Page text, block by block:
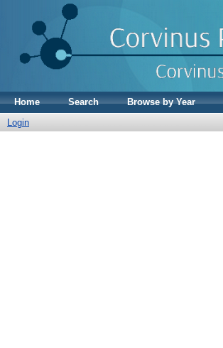
Home Search Browse by Year
Login